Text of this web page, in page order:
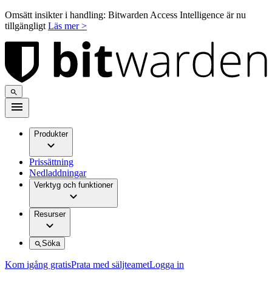
Omsätt insikter i handling: Bitwarden Access Intelligence är nu
tillgängligt Läs mer >
Produkter
Prissättning
Nedladdningar
Verktyg och funktioner
Resurser
Söka
Kom igång gratisPrata med säljteametLogga in